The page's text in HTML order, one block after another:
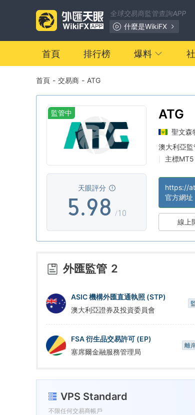
全球交易商監管查詢APP
什麼是WikiFX
首頁 排行榜 爆料
首頁 - 交易商 - ATG
監管中
天眼評分
0
1
2
3
4
5
6
7
8
9
.
3
4
5
6
7
8
9
2
3
4
5
6
7
8
9
/10
ATG
聖文森
澳大利亞監
主標MT5
https://
官方網址
線上
外匯監管 2
ASIC 機構外匯直通執照 (STP)
澳大利亞證券及投資委員會
FSA 衍生品交易許可 (EP)
塞席爾金融服務管理局
離
VPS Standard
不限任何交易商帳戶